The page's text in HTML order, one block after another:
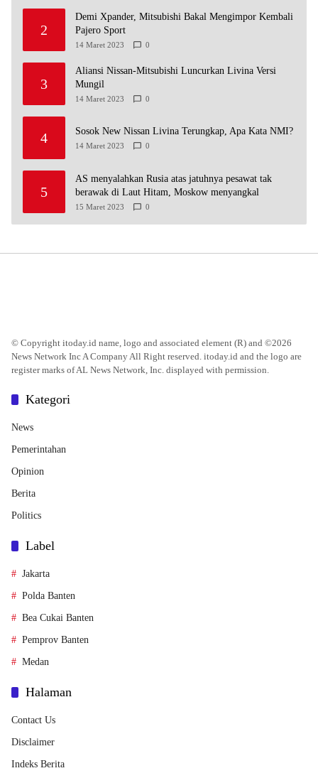
2
Demi Xpander, Mitsubishi Bakal Mengimpor Kembali
Pajero Sport
14 Maret 2023 0
3
Aliansi Nissan-Mitsubishi Luncurkan Livina Versi
Mungil
14 Maret 2023 0
4 Sosok New Nissan Livina Terungkap, Apa Kata NMI?
14 Maret 2023 0
5
AS menyalahkan Rusia atas jatuhnya pesawat tak
berawak di Laut Hitam, Moskow menyangkal
15 Maret 2023 0
© Copyright itoday.id name, logo and associated element (R) and ©2026
News Network Inc A Company All Right reserved. itoday.id and the logo are
register marks of AL News Network, Inc. displayed with permission.
Kategori
News
Pemerintahan
Opinion
Berita
Politics
Label
Jakarta
Polda Banten
Bea Cukai Banten
Pemprov Banten
Medan
Halaman
Contact Us
Disclaimer
Indeks Berita